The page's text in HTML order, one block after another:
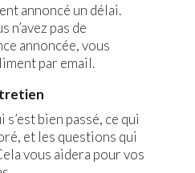
annoncé un délai.
n’avez pas de
annoncée, vous
par email.
s’est bien passé, ce qui
et les questions qui
vous aidera pour vos